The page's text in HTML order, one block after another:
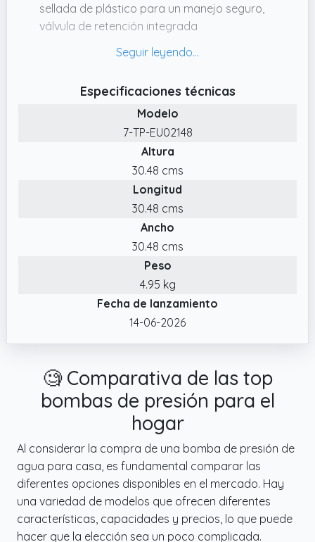
sellada de plástico para un manejo seguro,
válvula de retención integrada
✔️ Bomba sumergible sólida y confiable,
✔️ Carcasa de plástico resistente,
transportable y listo para usar
✔️ Producto de calidad europea al mejor
precio del fabricante de la marca. !
Especificaciones técnicas
Modelo
7-TP-EU02148
Altura
30.48 cms
Longitud
30.48 cms
Ancho
30.48 cms
Peso
4.95 kg
Fecha de lanzamiento
14-06-2026
🧐 Comparativa de las top
bombas de presión para el
hogar
Al considerar la compra de una bomba de presión de
agua para casa, es fundamental comparar las
diferentes opciones disponibles en el mercado. Hay
una variedad de modelos que ofrecen diferentes
características, capacidades y precios, lo que puede
hacer que la elección sea un poco complicada.